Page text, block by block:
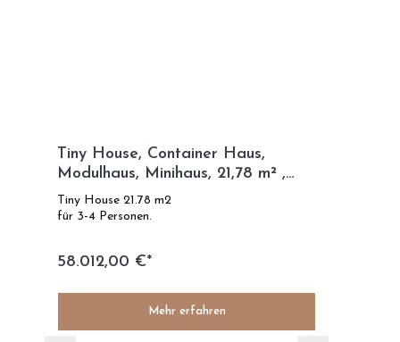
Tiny House, Container Haus,
Modulhaus, Minihaus, 21,78 m² ,
zweistöckiges - Modell G
Tiny House 21.78 m2
für 3-4 Personen.
58.012,00 €*
Mehr erfahren